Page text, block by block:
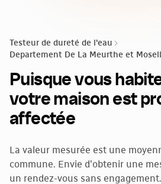
Testeur de dureté de l'eau
Departement De La Meurthe et
Puisque vous
votre maison est
affectée
La valeur mesurée est une
commune. Envie d'obtenir une
un rendez-vous sans engagement.